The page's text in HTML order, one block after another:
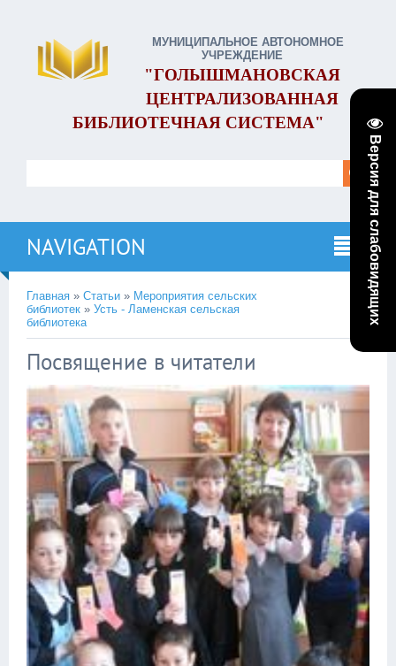
Версия для слабовидящих
МУНИЦИПАЛЬНОЕ АВТОНОМНОЕ
УЧРЕЖДЕНИЕ
"ГОЛЫШМАНОВСКАЯ
ЦЕНТРАЛИЗОВАННАЯ
БИБЛИОТЕЧНАЯ СИСТЕМА"
NAVIGATION
Главная » Статьи » Мероприятия сельских
библиотек » Усть - Ламенская сельская
библиотека
Посвящение в читатели